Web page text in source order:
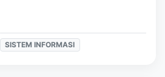
SISTEM INFORMASI